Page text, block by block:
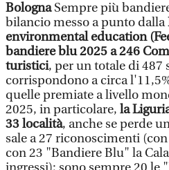
BolognaSempre più
bilancio messo a punto dalla
environmental education
bandiere blu 2025 a 246
turistici, per un totale di 487
corrispondono a circa
quelle premiate a livello
2025, in particolare, la
33 località, anche se perde
sale a 27 riconoscimenti
con 23 "Bandiere Blu" la